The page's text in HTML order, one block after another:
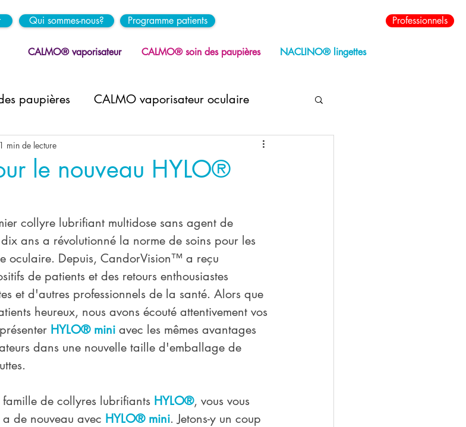
Professionnels
Qui sommes-nous? Programme patients
CALMO® vaporisateur NACLINO® lingettes
CALMO® soin des paupières
paupières CALMO vaporisateur oculaire
HYLO-DUAL®
le nouveau HYLO®
1 min de lecture
collyre lubrifiant multidose sans agent de
ans a révolutionné la norme de soins pour les
oculaire. Depuis, CandorVision™ a reçu
de patients et des retours enthousiastes
et d'autres professionnels de la santé. Alors que
heureux, nous avons écouté attentivement vos
HYLO® mini avec les mêmes avantages
dans une nouvelle taille d'emballage de
de collyres lubrifiants HYLO®, vous vous
de nouveau avec HYLO® mini. Jetons-y un coup